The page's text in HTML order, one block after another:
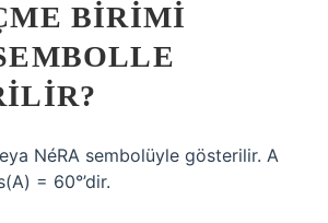
BIRIMI
NéRA sembolüyle gösterilir. A
= 60°’dir.